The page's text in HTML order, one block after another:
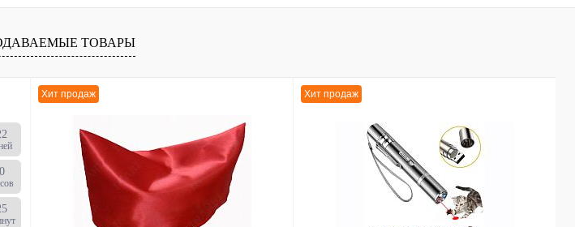
ТОВАРЫ
0
Хит продаж Хит продаж